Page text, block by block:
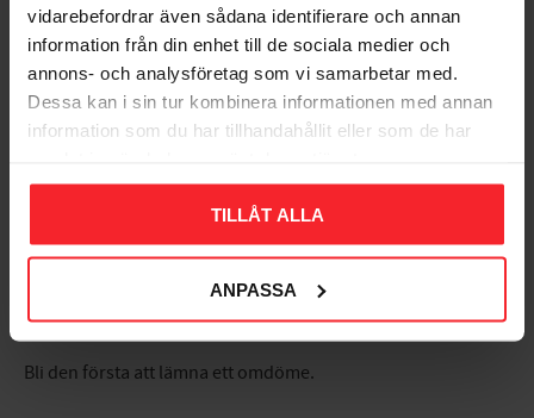
vidarebefordrar även sådana identifierare och annan
information från din enhet till de sociala medier och
annons- och analysföretag som vi samarbetar med.
Dessa kan i sin tur kombinera informationen med annan
information som du har tillhandahållit eller som de har
TILLÅT ALLA
ANPASSA
Omdömen
Bli den första att lämna ett omdöme.
Lägg till i favoriter